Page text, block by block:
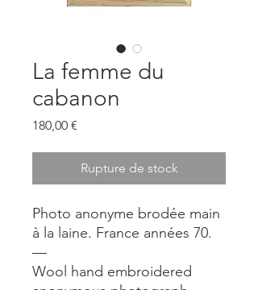
La femme du
cabanon
180,00 €
Rupture de stock
Photo anonyme brodée main
à la laine. France années 70.
—
Wool hand embroidered